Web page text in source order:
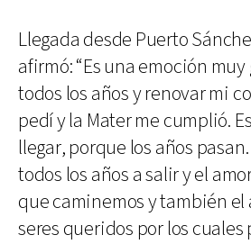
Llegada desde Puerto
afirmó: “Es una emoción
todos los años y renovar mi
pedí y la Mater me cumplió.
llegar, porque los años
todos los años a salir y el
que caminemos y también el
seres queridos por los cuales